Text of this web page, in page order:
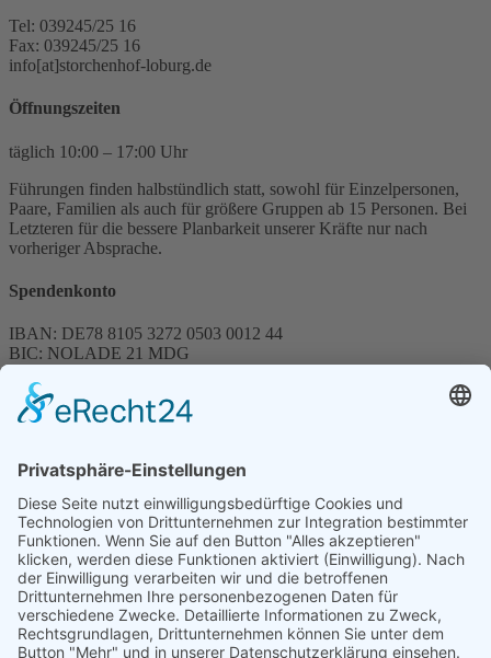
Tel: 039245/25 16
Fax: 039245/25 16
info[at]storchenhof-loburg.de
Öffnungszeiten
täglich 10:00 – 17:00 Uhr
Führungen finden halbstündlich statt, sowohl für Einzelpersonen,
Paare, Familien als auch für größere Gruppen ab 15 Personen. Bei
Letzteren für die bessere Planbarkeit unserer Kräfte nur nach
vorheriger Absprache.
Spendenkonto
IBAN: DE78 8105 3272 0503 0012 44
BIC: NOLADE 21 MDG
Spenden können steuerlich abgesetzt werden
Förderung
© 1987 – 2025
Storchenhof Loburg e.V.
Alle Rechte vorbehalten.
Cookie-Einstellungen